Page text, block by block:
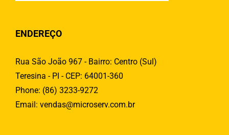
ENDEREÇO
Rua São João 967 - Bairro: Centro (Sul)
Teresina - PI - CEP: 64001-360
Phone: (86) 3233-9272
Email: vendas@microserv.com.br